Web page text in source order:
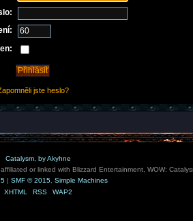
jste heslo?
Catalysm, by Akyhne
or linked with Blizzard Entertainment, WOW:
| SMF © 2015 Simple Machines
XHTML
RSS WAP2